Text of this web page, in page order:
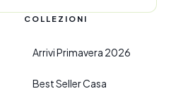
COLLEZIONI
Arrivi Primavera 2026
Best Seller Casa